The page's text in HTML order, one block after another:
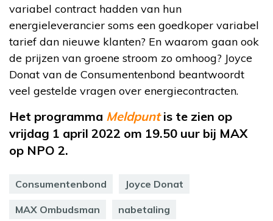
variabel contract hadden van hun
energieleverancier soms een goedkoper variabel
tarief dan nieuwe klanten? En waarom gaan ook
de prijzen van groene stroom zo omhoog? Joyce
Donat van de Consumentenbond beantwoordt
veel gestelde vragen over energiecontracten.
Het programma Meldpunt is te zien op
vrijdag 1 april 2022 om 19.50 uur bij MAX
op NPO 2.
Consumentenbond Joyce Donat
MAX Ombudsman nabetaling